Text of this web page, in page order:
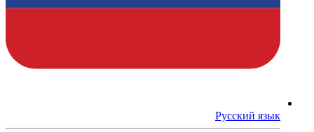
Русский язык